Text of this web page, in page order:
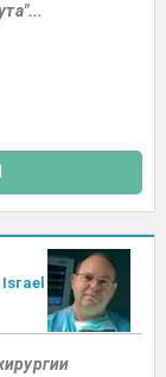
Israel